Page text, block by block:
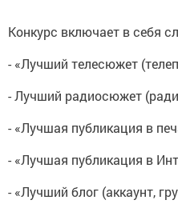
Конкурс включает в себя
- «Лучший телесюжет
- Лучший радиосюжет
- «Лучшая публикация в
- «Лучшая публикация в
- «Лучший блог (аккаунт,